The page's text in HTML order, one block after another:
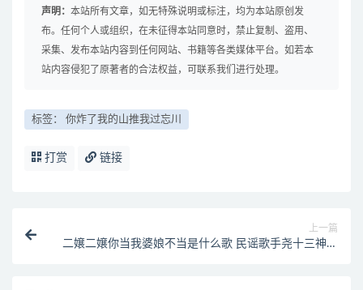
声明： 本站所有文章，如无特殊说明或标注，均为本站原创发
布。任何个人或组织，在未征得本站同意时，禁止复制、盗用、
采集、发布本站内容到任何网站、书籍等各类媒体平台。如若本
站内容侵犯了原著者的合法权益，可联系我们进行处理。
标签： 你炸了我的山推我过忘川
打赏 链接
上一篇
二嬢二嬢你当我婆娘不当是什么歌 民谣歌手尧十三神曲